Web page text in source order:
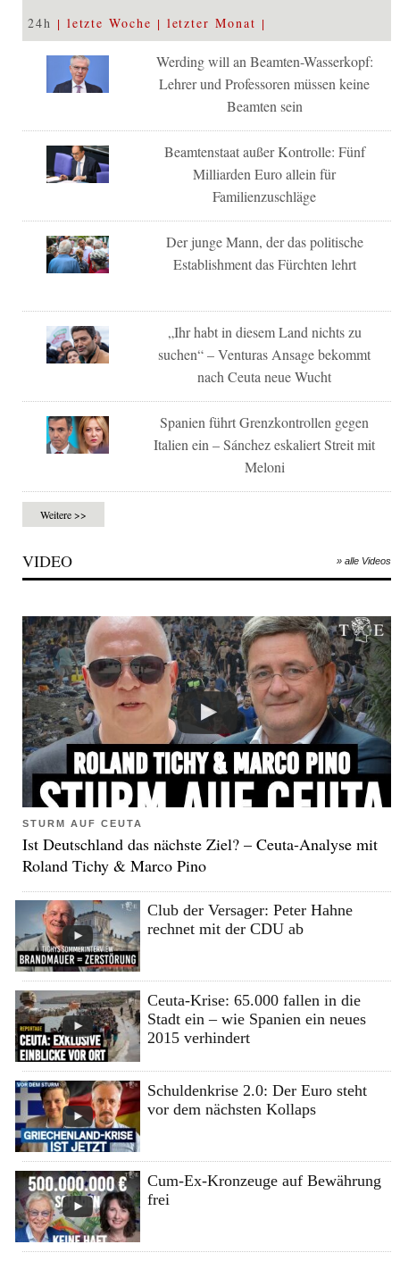
24h letzte Woche letzter Monat
Werding will an Beamten-Wasserkopf:
Lehrer und Professoren müssen keine
Beamten sein
Beamtenstaat außer Kontrolle: Fünf
Milliarden Euro allein für
Familienzuschläge
Der junge Mann, der das politische
Establishment das Fürchten lehrt
„Ihr habt in diesem Land nichts zu
suchen“ – Venturas Ansage bekommt
nach Ceuta neue Wucht
Spanien führt Grenzkontrollen gegen
Italien ein – Sánchez eskaliert Streit mit
Meloni
Weitere >>
VIDEO » alle Videos
STURM AUF CEUTA
Ist Deutschland das nächste Ziel? – Ceuta-Analyse mit
Roland Tichy & Marco Pino
Club der Versager: Peter Hahne
rechnet mit der CDU ab
Ceuta-Krise: 65.000 fallen in die
Stadt ein – wie Spanien ein neues
2015 verhindert
Schuldenkrise 2.0: Der Euro steht
vor dem nächsten Kollaps
Cum-Ex-Kronzeuge auf Bewährung
frei